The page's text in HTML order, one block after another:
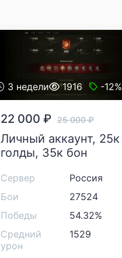
3 недели 1916 -12%
25 000₽
22 000 ₽
Личный аккаунт, 25к
голды, 35к бон
Сервер
Россия
Бои
27524
Победы
54.32%
Средний
урон
1529